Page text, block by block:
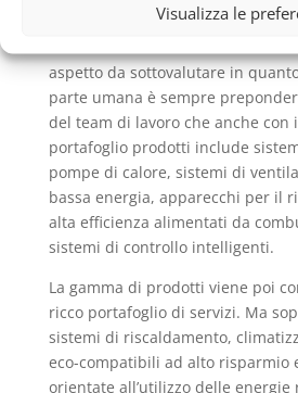
Visualizza le
Vaillant è stato fondato nel 1874
aspetto da sottovalutare in
parte umana è sempre
del team di lavoro che anche con
portafoglio prodotti include
pompe di calore, sistemi di
bassa energia, apparecchi per il
alta efficienza alimentati da
sistemi di controllo intelligenti.
La gamma di prodotti viene poi
ricco portafoglio di servizi. Ma
sistemi di riscaldamento,
eco-compatibili ad alto risparmio
orientate all’utilizzo delle energie